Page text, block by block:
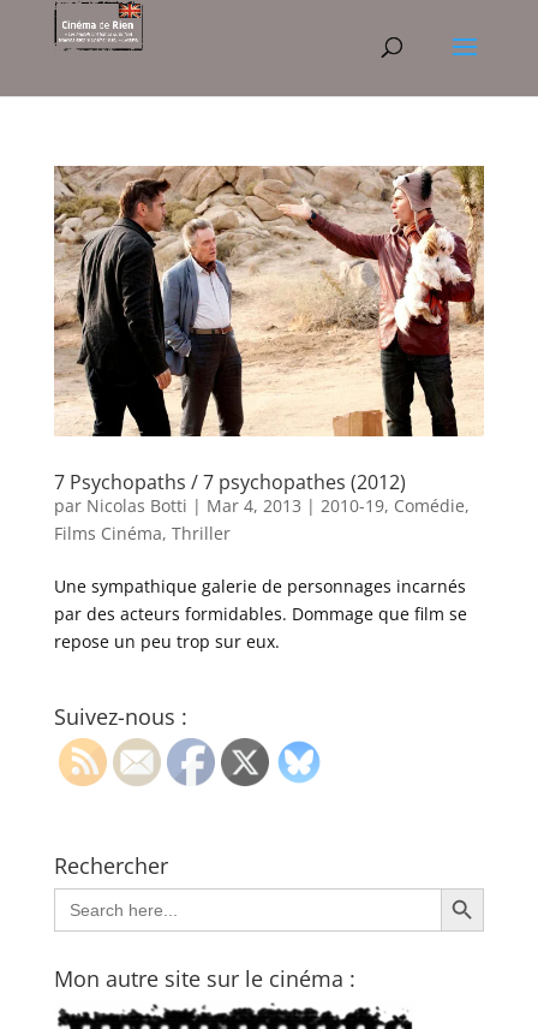
7 Psychopaths / 7 psychopathes (2012)
par Nicolas Botti | Mar 4, 2013 | 2010-19, Comédie,
Films Cinéma, Thriller
Une sympathique galerie de personnages incarnés
par des acteurs formidables. Dommage que film se
repose un peu trop sur eux.
Suivez-nous :
Rechercher
Search
for:
Search Button
Mon autre site sur le cinéma :